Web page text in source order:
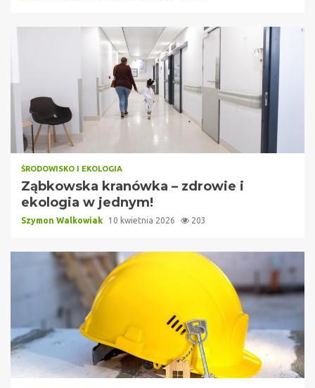
ŚRODOWISKO I EKOLOGIA
Ząbkowska kranówka – zdrowie i
ekologia w jednym!
Szymon Walkowiak 10 kwietnia 2026 203